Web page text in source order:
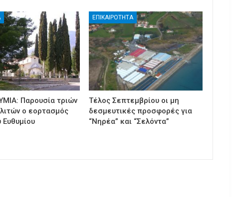
Παρουσία τριών
ο εορτασμός
Ευθυμίου
ΕΠΙΚΑΙΡΟΤΗΤΑ
Τέλος Σεπτεμβρίου οι μη
δεσμευτικές προσφορές για
“Νηρέα” και “Σελόντα”